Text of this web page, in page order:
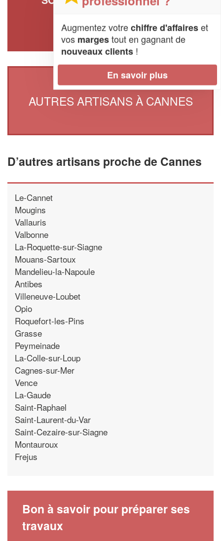
COMPAGNONS (SARL)
14 Rue Jean Gras
06150 Cannes
AUTRES ARTISANS À CANNES
D’autres artisans proche de Cannes
Le-Cannet
Mougins
Vallauris
Valbonne
La-Roquette-sur-Siagne
Mouans-Sartoux
Mandelieu-la-Napoule
Antibes
Villeneuve-Loubet
Opio
Roquefort-les-Pins
Grasse
Peymeinade
La-Colle-sur-Loup
Cagnes-sur-Mer
Vence
La-Gaude
Saint-Raphael
Saint-Laurent-du-Var
Saint-Cezaire-sur-Siagne
Montauroux
Frejus
Bon à savoir pour préparer ses
travaux
Augmentez votrechiffre d'affaireset
vos margestout en gagnant de
nouveaux clients !
En savoir plus